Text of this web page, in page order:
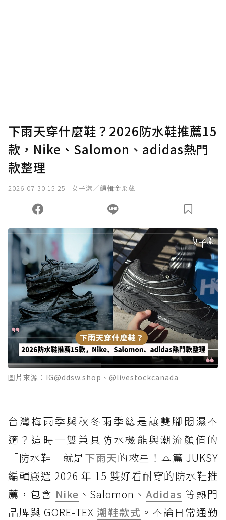
下雨天穿什麼鞋？2026防水鞋推薦15
款，Nike、Salomon、adidas熱門
款整理
2026-07-30 15:25 女子漾／編輯金柔葳
圖片來源：IG@ddsw.shop、@livestockcanada
台灣梅雨季與秋冬雨季總是讓雙腳悶濕不
適？這時一雙兼具防水機能與潮流顏值的
「防水鞋」就是下雨天的救星！本篇 JUKSY
編輯嚴選 2026 年 15 雙好看耐穿的防水鞋推
薦，包含 Nike 、Salomon、Adidas 等熱門
品牌與 GORE-TEX 潮鞋款式 。不論日常通勤